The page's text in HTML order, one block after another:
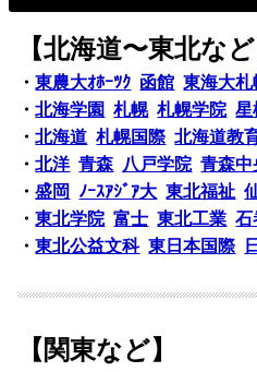
【北海道〜東北など
・東農大ｵﾎｰﾂｸ 函館 東海大札
・北海学園 札幌 札幌学院 星
・北海道 札幌国際 北海道教
・北洋 青森 八戸学院 青森
・盛岡 ﾉｰｽｱｼﾞｱ大 東北福祉
・東北学院 富士 東北工業 石
・東北公益文科 東日本国際
【関東など】